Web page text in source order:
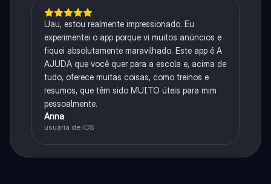
Uau, estou realmente impressionado. Eu
experimentei o app porque vi muitos anúncios e
fiquei absolutamente maravilhado. Este app é A
AJUDA que você quer para a escola e, acima de
tudo, oferece muitas coisas, como treinos e
resumos, que têm sido MUITO úteis para mim
pessoalmente.
Anna
usuária de iOS